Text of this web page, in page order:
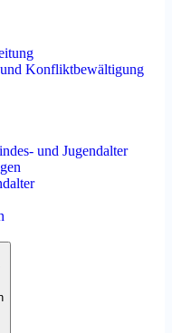
Konfliktbewältigung
und Jugendalter